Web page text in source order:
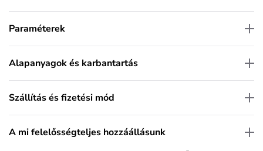
Paraméterek
Alapanyagok és karbantartás
Szállítás és fizetési mód
A mi felelősségteljes hozzáállásunk